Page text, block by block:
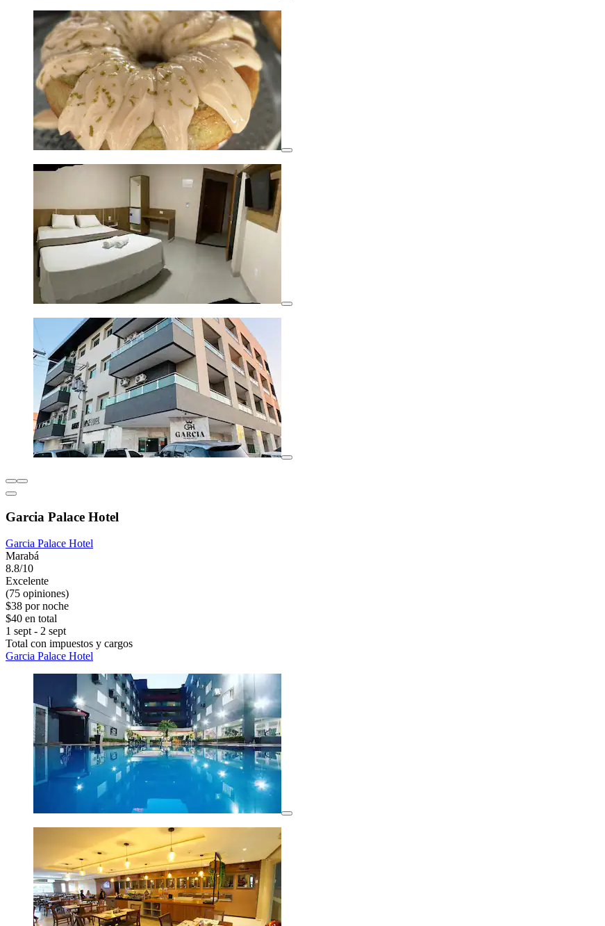
Garcia Palace Hotel
Garcia Palace Hotel
Marabá
8.8/10
Excelente
(75 opiniones)
$38 por noche
$40 en total
1 sept - 2 sept
Total con impuestos y cargos
Garcia Palace Hotel